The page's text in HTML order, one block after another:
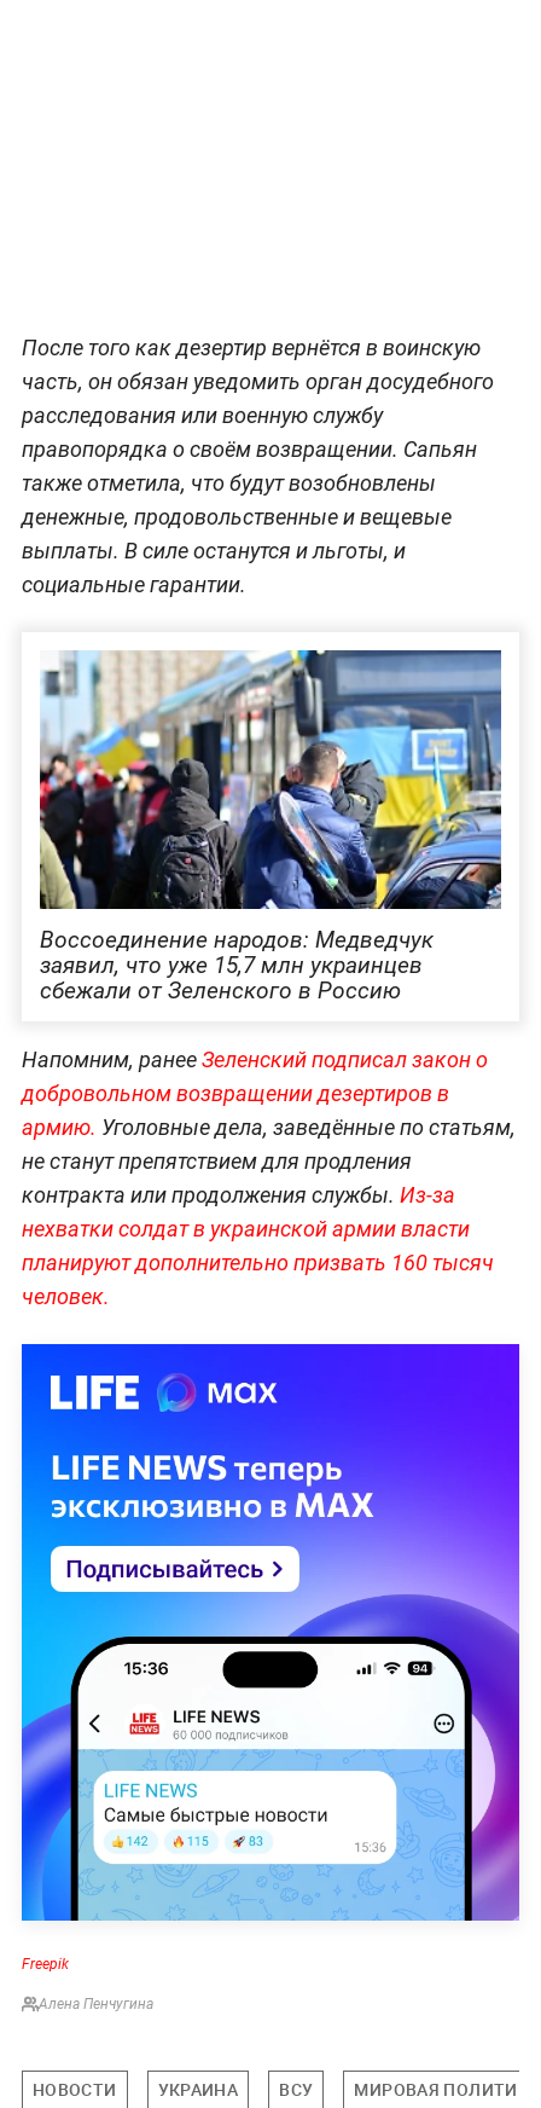
После того как дезертир вернётся в воинскую
часть, он обязан уведомить орган досудебного
расследования или военную службу
правопорядка о своём возвращении. Сапьян
также отметила, что будут возобновлены
денежные, продовольственные и вещевые
выплаты. В силе останутся и льготы, и
социальные гарантии.
Воссоединение народов: Медведчук
заявил, что уже 15,7 млн украинцев
сбежали от Зеленского в Россию
Напомним, ранееЗеленский подписал закон о
добровольном возвращении дезертиров в
армию. Уголовные дела, заведённые по статьям,
не станут препятствием для продления
контракта или продолжения службы. Из-за
нехватки солдат в украинской армии власти
планируют дополнительно призвать 160 тысяч
человек.
Freepik
Алена Пенчугина
НОВОСТИ УКРАИНА ВСУ МИРОВАЯ ПОЛИТИКА